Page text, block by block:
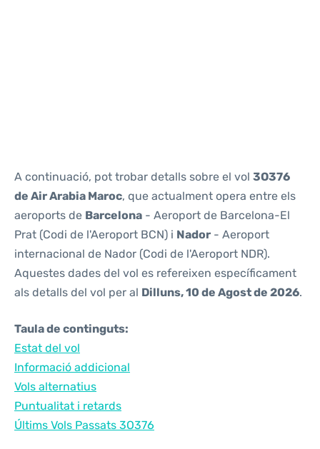
A continuació, pot trobar detalls sobre el vol 3O376
de Air Arabia Maroc, que actualment opera entre els
aeroports de Barcelona - Aeroport de Barcelona-El
Prat (Codi de l'Aeroport BCN) i Nador - Aeroport
internacional de Nador (Codi de l'Aeroport NDR).
Aquestes dades del vol es refereixen específicament
als detalls del vol per al Dilluns, 10 de Agost de 2026.
Taula de continguts:
Estat del vol
Informació addicional
Vols alternatius
Puntualitat i retards
Últims Vols Passats 3O376